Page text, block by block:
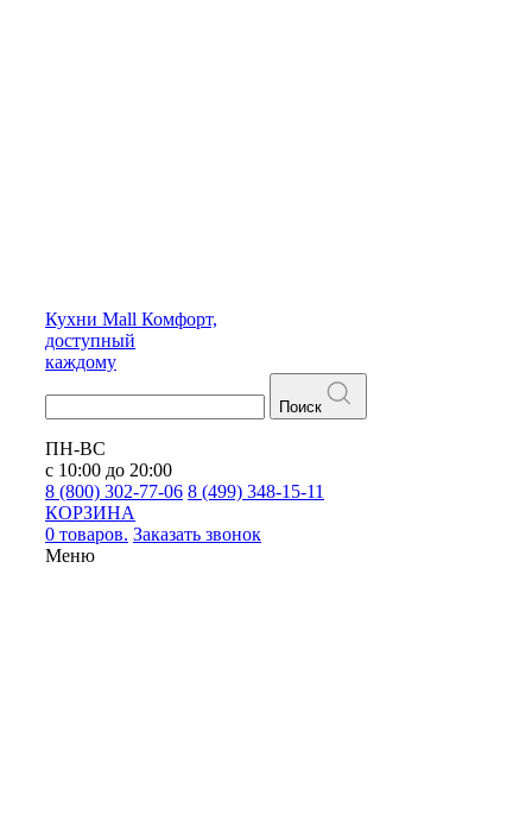
Кухни Mall Комфорт,
доступный
каждому
Поиск
ПН-ВС
с 10:00 до 20:00
8 (800) 302-77-06 8 (499) 348-15-11
КОРЗИНА
0 товаров. Заказать звонок
Меню